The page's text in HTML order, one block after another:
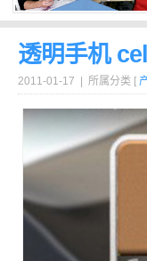
透明手机
2011-01-17 | 所属分类 [